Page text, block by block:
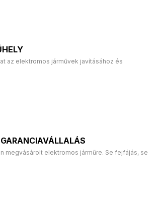
az elektromos járművek javításához és
megvásárolt elektromos járműre. Se fejfájás, se